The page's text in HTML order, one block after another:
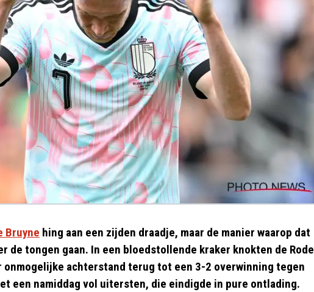
Bruyne hing aan een zijden draadje, maar de manier waarop dat
de tongen gaan. In een bloedstollende kraker knokten de Rode
onmogelijke achterstand terug tot een 3-2 overwinning tegen
een namiddag vol uitersten, die eindigde in pure ontlading.